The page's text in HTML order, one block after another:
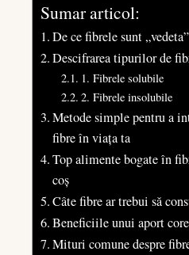
Sumar articol:
De ce fibrele sunt
Descifrarea tipurilor de
1. Fibrele solubile
2. Fibrele insolubile
Metode simple pentru a
fibre în viața ta
Top alimente bogate în
coș
Câte fibre ar trebui să
Beneficiile unui aport
Mituri comune despre